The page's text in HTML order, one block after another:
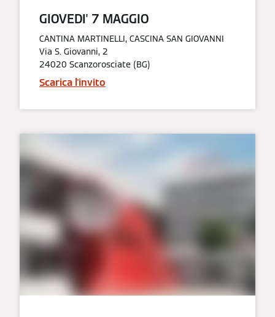
GIOVEDI' 7 MAGGIO
CANTINA MARTINELLI, CASCINA SAN GIOVANNI​
Via S. Giovanni, 2
24020 Scanzorosciate (BG)
Scarica l'invito